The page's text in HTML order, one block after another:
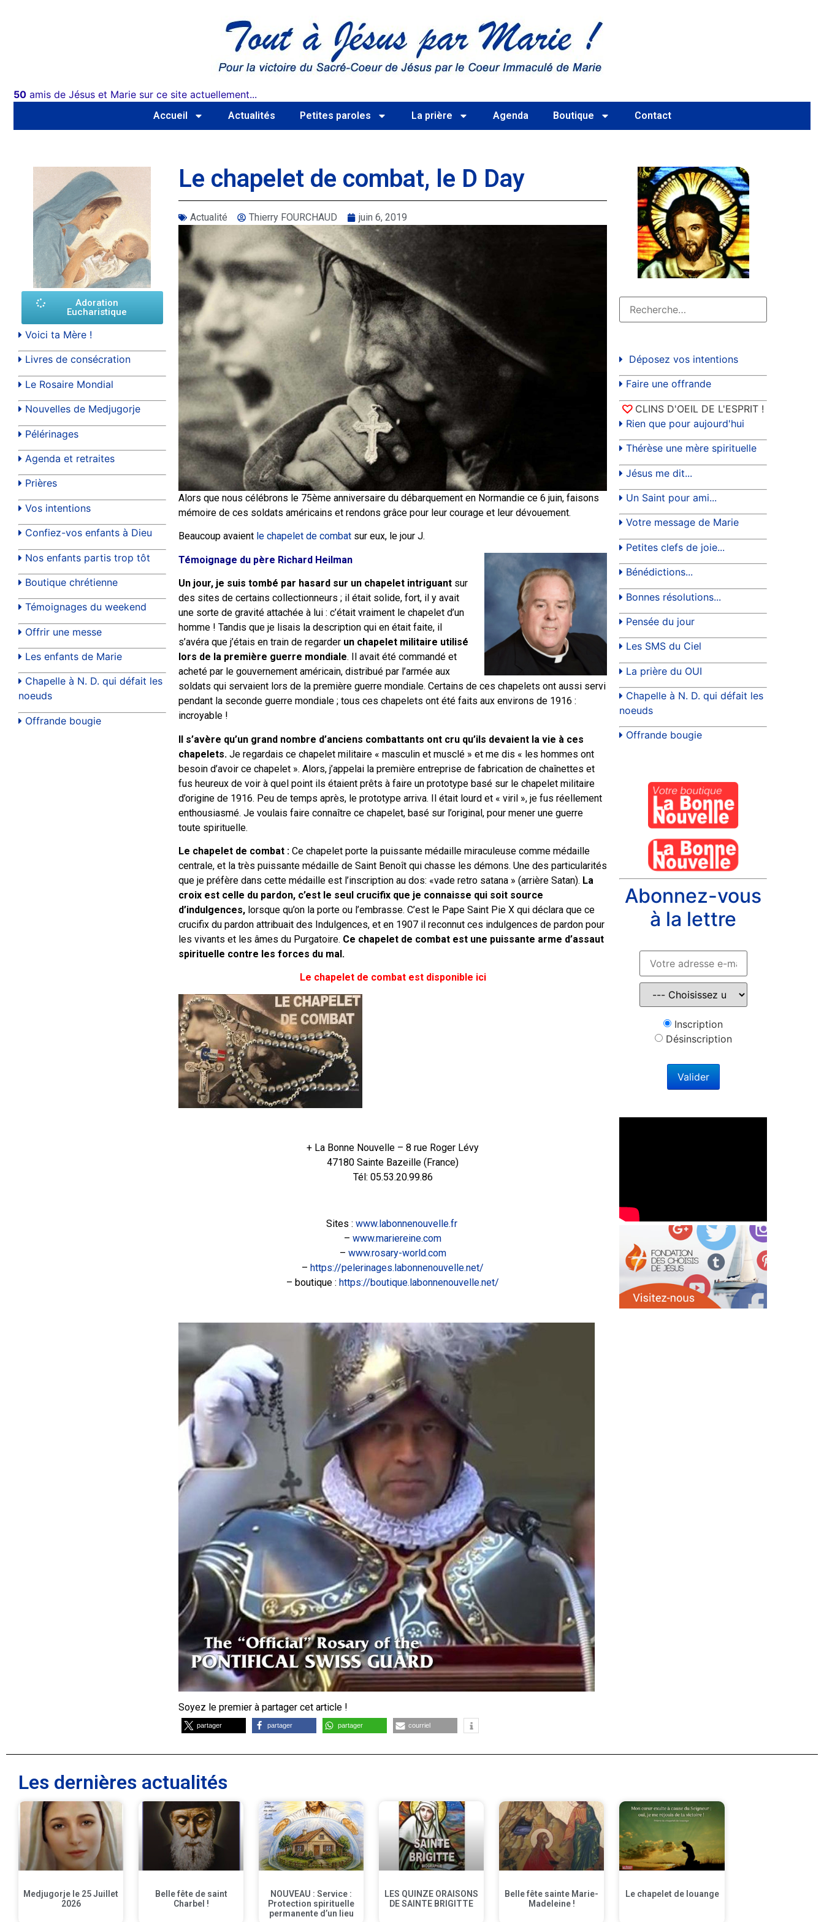
50 amis de Jésus et Marie sur ce site actuellement...
Accueil Actualités Petites paroles La prière Agenda Boutique Contact
Adoration
Eucharistique
Voici ta Mère !
Livres de consécration
Le Rosaire Mondial
Nouvelles de Medjugorje
Pélérinages
Agenda et retraites
Prières
Vos intentions
Confiez-vos enfants à Dieu
Nos enfants partis trop tôt
Boutique chrétienne
Témoignages du weekend
Offrir une messe
Les enfants de Marie
Chapelle à N. D. qui défait les
noeuds
Offrande bougie
Le chapelet de combat, le D Day
Actualité Thierry FOURCHAUD juin 6, 2019
Alors que nous célébrons le 75ème anniversaire du débarquement en Normandie ce 6 juin, faisons
mémoire de ces soldats américains et rendons grâce pour leur courage et leur dévouement.
Beaucoup avaient le chapelet de combatsur eux, le jour J.
Témoignage du père Richard Heilman
Un jour, je suis tombé par hasard sur un chapelet intriguantsur
des sites de certains collectionneurs ; il était solide, fort, il y avait
une sorte de gravité attachée à lui : c’était vraiment le chapelet d’un
homme ! Tandis que je lisais la description qui en était faite, il
s’avéra que j’étais en train de regarderun chapelet militaire utilisé
lors de la première guerre mondiale. Il avait été commandé et
acheté par le gouvernement américain, distribué par l’armée aux
soldats qui servaient lors de la première guerre mondiale. Certains de ces chapelets ont aussi servi
pendant la seconde guerre mondiale ; tous ces chapelets ont été faits aux environs de 1916 :
incroyable !
Il s’avère qu’un grand nombre d’anciens combattants ont cru qu’ils devaient la vie à ces
chapelets. Je regardais ce chapelet militaire « masculin et musclé » et me dis « les hommes ont
besoin d’avoir ce chapelet ». Alors, j’appelai la première entreprise de fabrication de chaînettes et
fus heureux de voir à quel point ils étaient prêts à faire un prototype basé sur le chapelet militaire
d’origine de 1916. Peu de temps après, le prototype arriva. Il était lourd et « viril », je fus réellement
enthousiasmé. Je voulais faire connaître ce chapelet, basé sur l’original, pour mener une guerre
toute spirituelle.
Le chapelet de combat :Ce chapelet porte la puissante médaille miraculeuse comme médaille
centrale, et la très puissante médaille de Saint Benoît qui chasse les démons. Une des particularités
que je préfère dans cette médaille est l’inscription au dos: «vade retro satana » (arrière Satan). La
croix est celle du pardon, c’est le seul crucifix que je connaisse qui soit source
d’indulgences,lorsque qu’on la porte ou l’embrasse. C’est le Pape Saint Pie X qui déclara que ce
crucifix du pardon attribuait des Indulgences, et en 1907 il reconnut ces indulgences de pardon pour
les vivants et les âmes du Purgatoire. Ce chapelet de combat est une puissante arme d’assaut
spirituelle contre les forces du mal.
Le chapelet de combat est disponible ici
+ La Bonne Nouvelle – 8 rue Roger Lévy
47180 Sainte Bazeille (France)
Tél: 05.53.20.99.86
Sites : www.labonnenouvelle.fr
–www.mariereine.com
– www.rosary-world.com
– https://pelerinages.labonnenouvelle.net/
– boutique : https://boutique.labonnenouvelle.net/
Soyez le premier à partager cet article !
partager partager partager courriel
Déposez vos intentions
Faire une offrande
CLINS D'OEIL DE L'ESPRIT !
Rien que pour aujourd'hui
Thérèse une mère spirituelle
Jésus me dit...
Un Saint pour ami...
Votre message de Marie
Petites clefs de joie...
Bénédictions...
Bonnes résolutions...
Pensée du jour
Les SMS du Ciel
La prière du OUI
Chapelle à N. D. qui défait les
noeuds
Offrande bougie
Abonnez-vous
à la lettre
Inscription
Désinscription
Les dernières actualités
Medjugorje le 25 Juillet
2026
Belle fête de saint
Charbel !
NOUVEAU : Service :
Protection spirituelle
permanente d’un lieu
LES QUINZE ORAISONS
DE SAINTE BRIGITTE
Belle fête sainte Marie-
Madeleine !
Le chapelet de louange